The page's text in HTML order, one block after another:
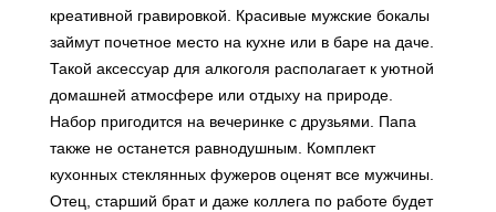
креативной гравировкой. Красивые мужские бокалы
займут почетное место на кухне или в баре на даче.
Такой аксессуар для алкоголя располагает к уютной
домашней атмосфере или отдыху на природе.
Набор пригодится на вечеринке с друзьями. Папа
также не останется равнодушным. Комплект
кухонных стеклянных фужеров оценят все мужчины.
Отец, старший брат и даже коллега по работе будет